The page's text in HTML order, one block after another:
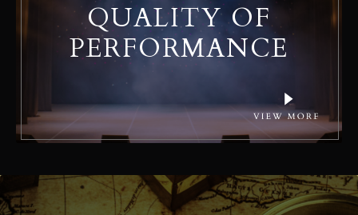
QUALITY OF
PERFORMANCE